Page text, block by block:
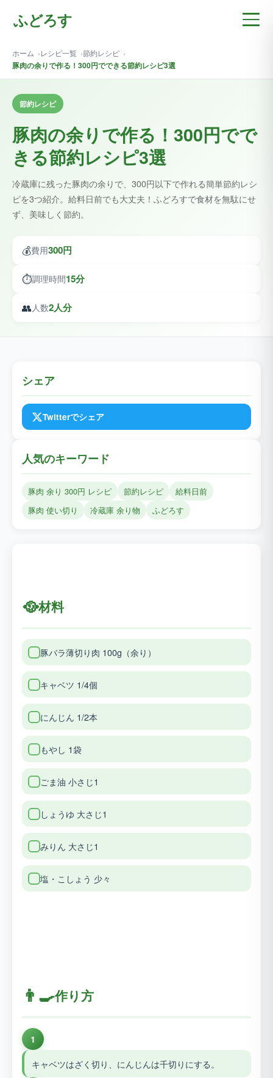
ふどろす
ホーム レシピ一覧 節約レシピ
豚肉の余りで作る！300円でできる節約レシピ3選
節約レシピ
豚肉の余りで作る！300円でで
きる節約レシピ3選
冷蔵庫に残った豚肉の余りで、300円以下で作れる簡単節約レシ
ピを3つ紹介。給料日前でも大丈夫！ふどろすで食材を無駄にせ
ず、美味しく節約。
💰費用300円
⏱️調理時間15分
👥人数2人分
🥘材料
豚バラ薄切り肉 100g（余り）
キャベツ 1/4個
にんじん 1/2本
もやし 1袋
ごま油 小さじ1
しょうゆ 大さじ1
みりん 大さじ1
塩・こしょう 少々
👨‍🍳作り方
1
キャベツはざく切り、にんじんは千切りにする。
シェア
Twitterでシェア
人気のキーワード
豚肉 余り 300円 レシピ 節約レシピ
給料日前
豚肉 使い切り
冷蔵庫 余り物 ふどろす